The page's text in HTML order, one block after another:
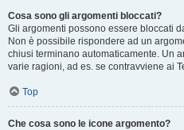
Cosa sono gli argomenti bloccati?
Gli argomenti possono essere bloccati
Non è possibile rispondere ad un
chiusi terminano automaticamente. Un
varie ragioni, ad es. se contravviene ai
Top
Che cosa sono le icone argomento?